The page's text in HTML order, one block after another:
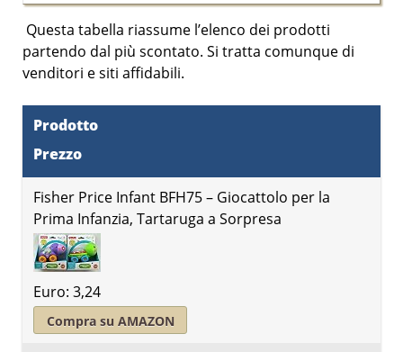
Questa tabella riassume l’elenco dei prodotti
partendo dal più scontato. Si tratta comunque di
venditori e siti affidabili.
Prodotto
Prezzo
Fisher Price Infant BFH75 – Giocattolo per la
Prima Infanzia, Tartaruga a Sorpresa
Euro: 3,24
Compra su AMAZON